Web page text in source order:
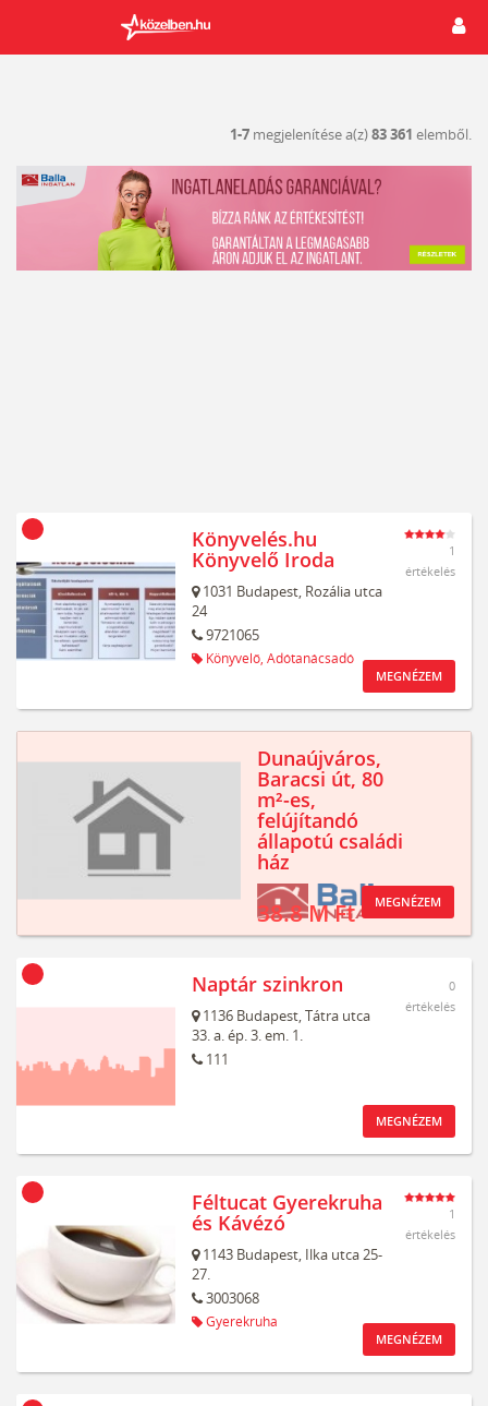
1-7 megjelenítése a(z)83 361 elemből.
Könyvelés.hu
Könyvelő Iroda
1031 Budapest, Rozália utca
24
9721065
Könyvelő, Adótanácsadó
1
értékelés
MEGNÉZEM
Dunaújváros,
Baracsi út, 80
m²-es,
felújítandó
állapotú családi
ház
38.8 M Ft MEGNÉZEM
Naptár szinkron
1136 Budapest,Tátra utca
33. a. ép. 3. em. 1.
111
0
értékelés
MEGNÉZEM
Féltucat Gyerekruha
és Kávézó
1143 Budapest, Ilka utca 25-
27.
3003068
Gyerekruha
1
értékelés
MEGNÉZEM